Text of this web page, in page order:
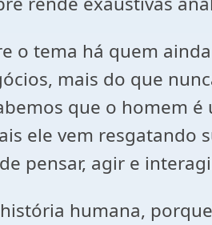
o tema há quem
mais do que
que o homem
ele vem resgatando
pensar, agir e
humana,